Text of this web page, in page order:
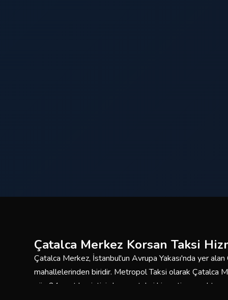
Çatalca Merkez Korsan Taksi
Çatalca Merkez, İstanbul'un Avrupa Yakası'nda yer
mahallelerinden biridir. Metropol Taksi olarak Çatalca
gün 24 saat kesintisiz korsan taksi hizmeti